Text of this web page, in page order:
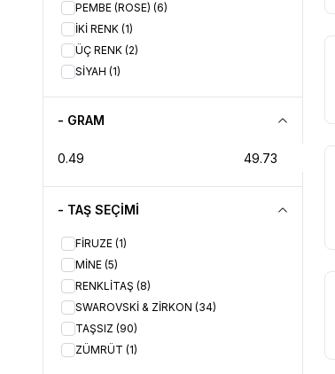
PEMBE (ROSE) (6)
İKİ RENK (1)
ÜÇ RENK (2)
SİYAH (1)
- GRAM
- TAŞ SEÇİMİ
FİRUZE (1)
MİNE (5)
RENKLİTAŞ (8)
SWAROVSKİ & ZİRKON (34)
TAŞSIZ (90)
ZÜMRÜT (1)